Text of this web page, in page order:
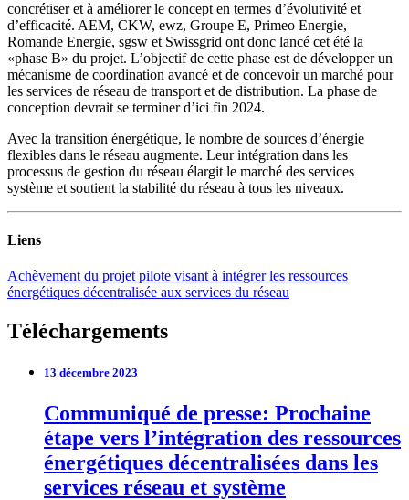
concrétiser et à améliorer le concept en termes d’évolutivité et
d’efficacité. AEM, CKW, ewz, Groupe E, Primeo Energie,
Romande Energie, sgsw et Swissgrid ont donc lancé cet été la
«phase B» du projet. L’objectif de cette phase est de développer un
mécanisme de coordination avancé et de concevoir un marché pour
les services de réseau de transport et de distribution. La phase de
conception devrait se terminer d’ici fin 2024.
Avec la transition énergétique, le nombre de sources d’énergie
flexibles dans le réseau augmente. Leur intégration dans les
processus de gestion du réseau élargit le marché des services
système et soutient la stabilité du réseau à tous les niveaux.
Liens
Achèvement du projet pilote visant à intégrer les ressources
énergétiques décentralisée aux services du réseau
Téléchargements
13 décembre 2023
Communiqué de presse: Prochaine
étape vers l’intégration des ressources
énergétiques décentralisées dans les
services réseau et système